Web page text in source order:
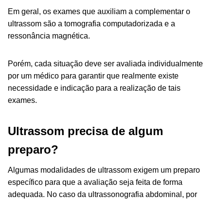
Em geral, os exames que auxiliam a complementar o
ultrassom são a tomografia computadorizada e a
ressonância magnética.
Porém, cada situação deve ser avaliada individualmente
por um médico para garantir que realmente existe
necessidade e indicação para a realização de tais
exames.
Ultrassom precisa de algum
preparo?
Algumas modalidades de ultrassom exigem um preparo
específico para que a avaliação seja feita de forma
adequada. No caso da ultrassonografia abdominal, por